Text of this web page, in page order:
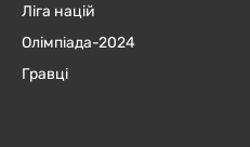
Ліга націй
Олімпіада-2024
Гравці